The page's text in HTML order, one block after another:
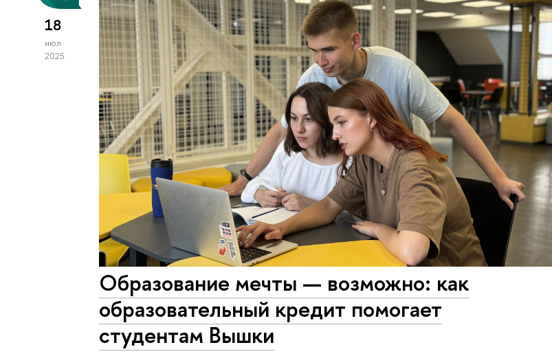
18
июл
2025
Образование мечты — возможно: как
образовательный кредит помогает
студентам Вышки